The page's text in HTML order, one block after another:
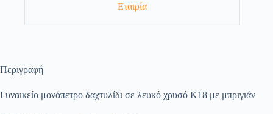
Εταιρία
Περιγραφή
Γυναικείο μονόπετρο δαχτυλίδι σε λευκό χρυσό Κ18 με μπριγιάν